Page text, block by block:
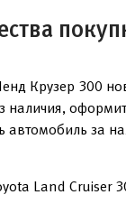
Крузер 300
наличия,
автомобиль за
Land Cruiser